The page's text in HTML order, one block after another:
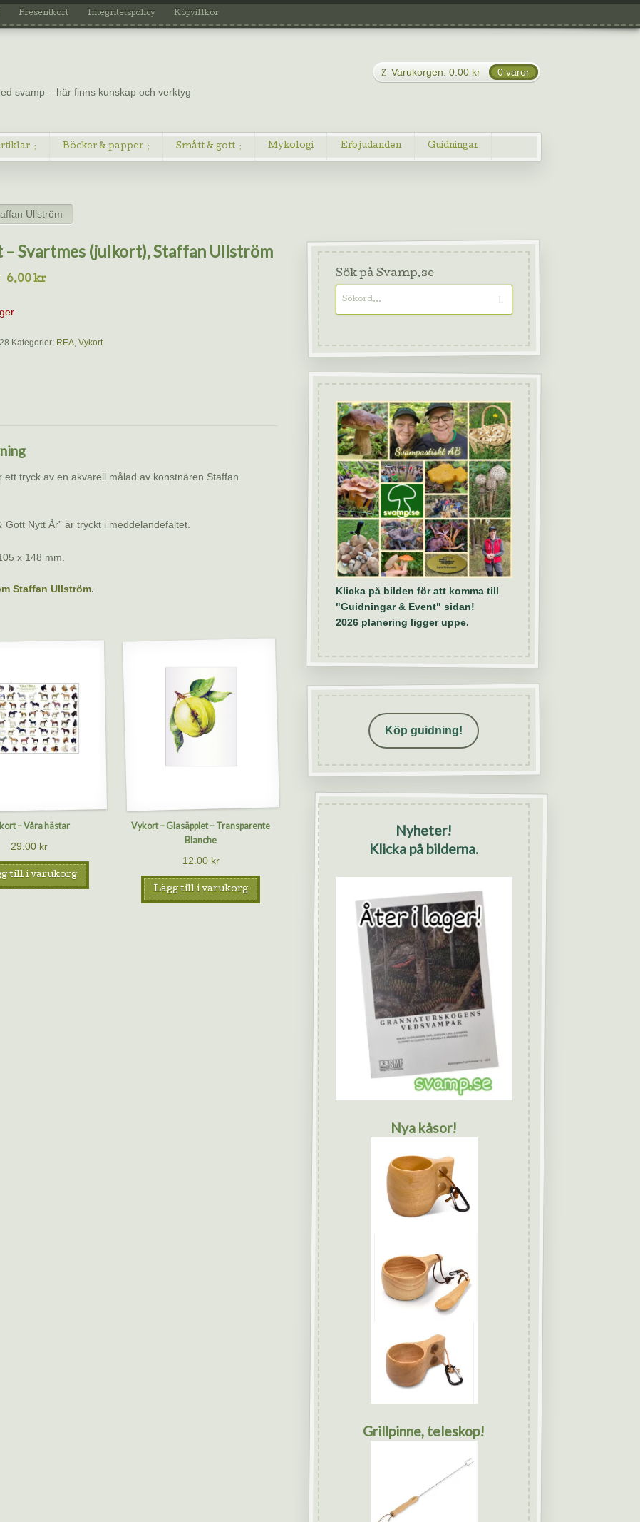
Presentkort Integritetspolicy Köpvillkor
svamp – här finns kunskap och verktyg
Varukorgen: 0.00 kr 0 varor
Böcker & papper Smått & gott Mykologi Erbjudanden Guidningar
Ullström
– Svartmes (julkort), Staffan Ullström
6.00kr
Kategorier: REA, Vykort
ett tryck av en akvarell målad av konstnären Staffan
Gott Nytt År” är tryckt i meddelandefältet.
x 148 mm.
Staffan Ullström.
– Våra hästar
29.00 kr
till i varukorg
Vykort – Glasäpplet – Transparente
Blanche
12.00 kr
Lägg till i varukorg
Sök på Svamp.se
Klicka på bilden för att komma till
"Guidningar & Event" sidan!
2026 planering ligger uppe.
Köp guidning!
Nyheter!
Klicka på bilderna.
Nya kåsor!
Grillpinne, teleskop!